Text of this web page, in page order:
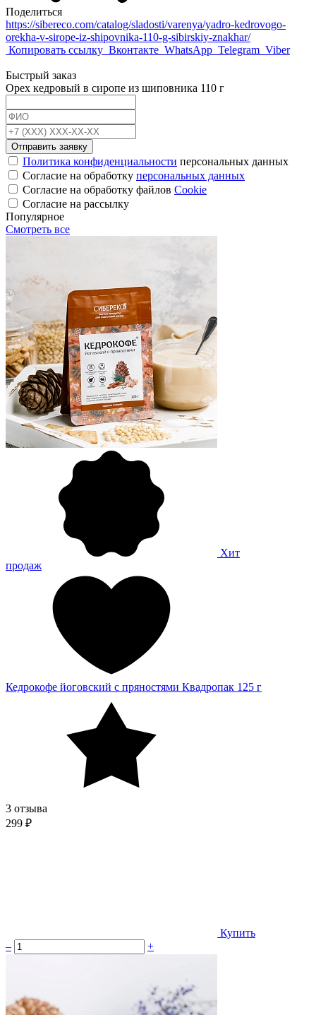
Поделиться
https://sibereco.com/catalog/sladosti/varenya/yadro-kedrovogo-
orekha-v-sirope-iz-shipovnika-110-g-sibirskiy-znakhar/
Копировать ссылку Вконтакте WhatsApp Telegram Viber
Быстрый заказ
Орех кедровый в сиропе из шиповника 110 г
Отправить заявку
Политика конфиденциальности персональных данных
Согласие на обработку персональных данных
Согласие на обработку файлов Cookie
Cогласие на рассылку
Популярное
Смотреть все
Хит
продаж
Кедрокофе йоговский с пряностями Квадропак 125 г
3 отзыва
299 ₽
Купить
–
+